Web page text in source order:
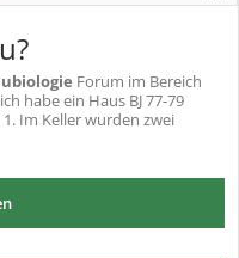
Forum im Bereich
habe ein Haus BJ 77-79
Im Keller wurden zwei